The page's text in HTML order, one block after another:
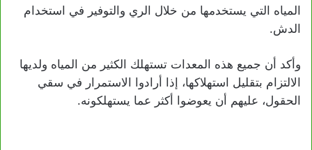
المياه التي يستخدمها من خلال الري والتوفير في استخدام
الدش.
وأكد أن جميع هذه المعدات تستهلك الكثير من المياه ولديها
الالتزام بتقليل استهلاكها، إذا أرادوا الاستمرار في سقي
الحقول، عليهم أن يعوضوا أكثر عما يستهلكونه.